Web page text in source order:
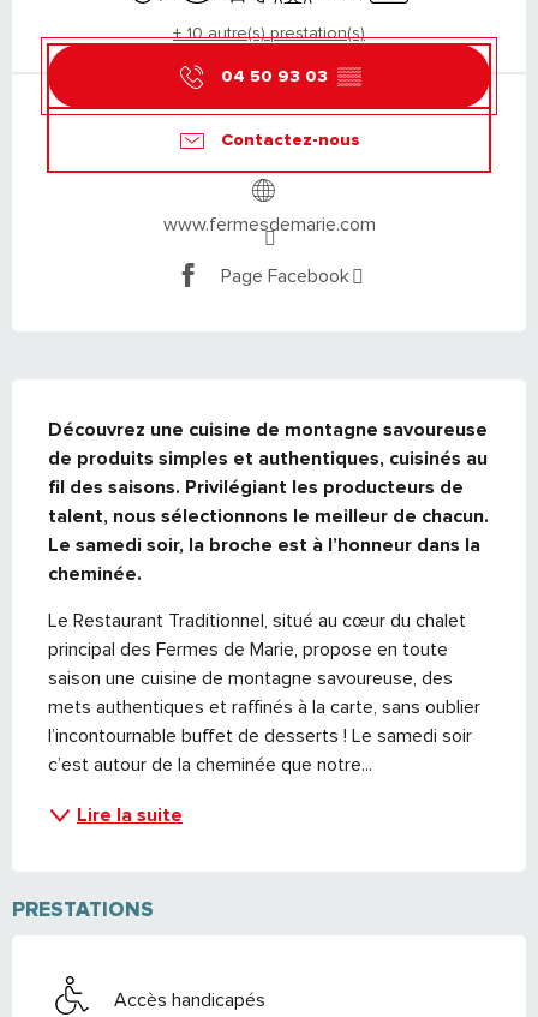
+ 10 autre(s) prestation(s)
04 50 93 03 ▒▒
Contactez-nous
www.fermesdemarie.com
Page Facebook
Découvrez une cuisine de montagne savoureuse
de produits simples et authentiques, cuisinés au
fil des saisons. Privilégiant les producteurs de
talent, nous sélectionnons le meilleur de chacun.
Le samedi soir, la broche est à l’honneur dans la
cheminée.
Le Restaurant Traditionnel, situé au cœur du chalet
principal des Fermes de Marie, propose en toute
saison une cuisine de montagne savoureuse, des
mets authentiques et raffinés à la carte, sans oublier
l’incontournable buffet de desserts ! Le samedi soir
c’est autour de la cheminée que notre...
Lire la suite
PRESTATIONS
Accès handicapés